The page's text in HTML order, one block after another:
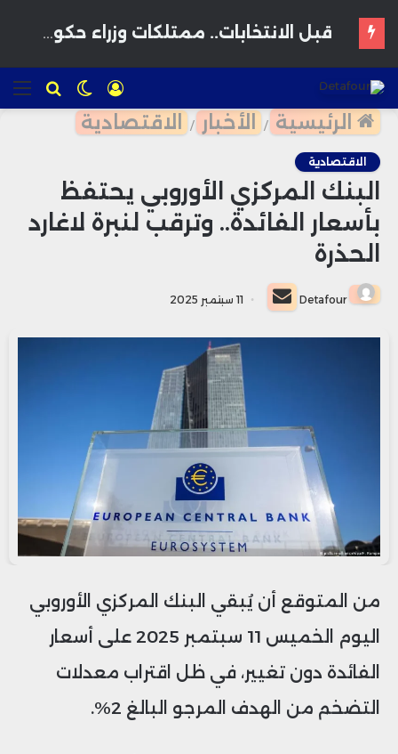
للبحث الوضع
المظلم
تسجيل
الدخول
الرئيسية / الأخبار / الاقتصادية
الاقتصادية
البنك المركزي الأوروبي يحتفظ
بأسعار الفائدة.. وترقب لنبرة لاغارد
الحذرة
Detafour
أرسل
بريدا
إلكترونيا
11 سبتمبر 2025
من المتوقع أن يُبقي البنك المركزي الأوروبي
اليوم الخميس 11 سبتمبر 2025 على أسعار
الفائدة دون تغيير، في ظل اقتراب معدلات
التضخم من الهدف المرجو البالغ 2%.